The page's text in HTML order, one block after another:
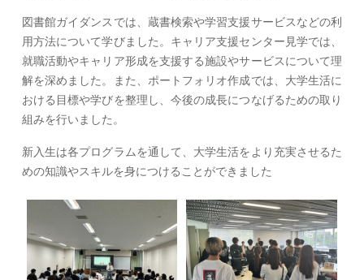
図書館ガイダンスでは、蔵書検索や学習支援サービスなどの利
用方法について学びました。キャリア支援センター見学では、
就職活動やキャリア形成を支援する施設やサービスについて理
解を深めました。また、ポートフォリオ作成では、大学生活に
おける目標や学びを整理し、今後の成長につなげるための取り
組みを行いました。
新入生は各プログラムを通して、大学生活をより充実させるた
めの知識やスキルを身につけることができました